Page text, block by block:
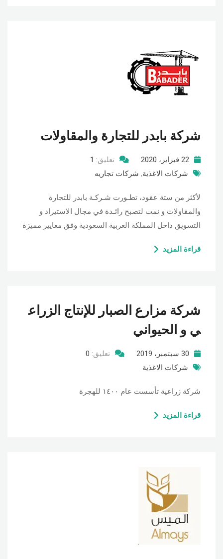
شركة بابدر للتجارة والمقاولات
22 فبراير، 2020 تعليق: 1
شركات الاغذية, شركات تجاريه
لأكثر من ستة عقود، تطـورت شـركـة بابدر للتجارة
والمقاولات و نمت لتصبح رائـدة في مجال الاستيراد و
التسويق داخل المملكة العربية السعودية وفق معايير مميزة
قراءة المزيد
شركة مزارع الصبار للإنتاج الزراع
ي و الحيواني
30 سبتمبر، 2019 تعليق: 0
شركات الاغذية
شركة زراعية تأسست عام ١٤٠٠ للهجرة
قراءة المزيد